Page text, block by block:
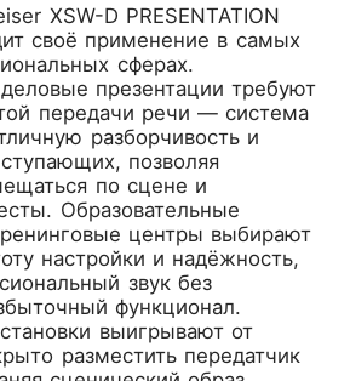
XSW-D PRESENTATION
своё применение в самых
сферах.
презентации требуют
передачи речи — система
разборчивость и
позволяя
по сцене и
Образовательные
центры выбирают
настройки и надёжность,
звук без
функционал.
выигрывают от
разместить передатчик